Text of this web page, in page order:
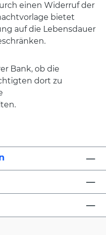
einen Widerruf der
bietet
auf die Lebensdauer
Bank, ob die
dort zu